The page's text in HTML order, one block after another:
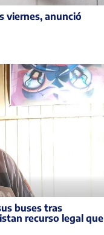
viernes, anunció
buses tras
recurso legal que